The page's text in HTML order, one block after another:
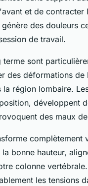
et de
des douleurs
de travail.
terme sont
des déformations
région lombaire.
développent
des maux
complètement
bonne hauteur,
colonne
les tensions